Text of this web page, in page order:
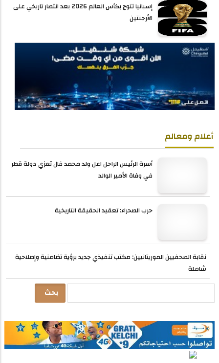
إسبانيا تتوج بكأس العالم 2026 بعد انتصار تاريخي على
الأرجنتين
أعلام ومعالم
أسرة الرئيس الراحل اعل ولد محمد فال تعزي دولة قطر
في وفاة الأمير الوالد
حرب الصحراء: تعقيد الحقيقة التاريخية
نقابة الصحفيين الموريتانيين: مكتب تنفيذي جديد برؤية تضامنية وإصلاحية
شاملة